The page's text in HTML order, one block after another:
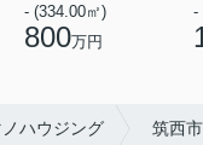
- (334.00㎡)
800万円
-
ハウジング 筑西